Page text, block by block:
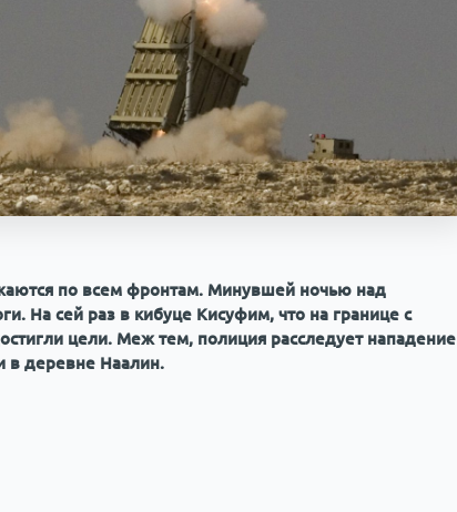
по всем фронтам. Минувшей ночью над
На сей раз в кибуце Кисуфим, что на границе с
цели. Меж тем, полиция расследует нападение
в деревне Наалин.